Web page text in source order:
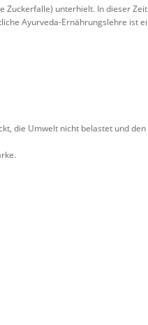
unterhielt. In dieser
Ayurveda-Ernährungslehre ist
die Umwelt nicht belastet und